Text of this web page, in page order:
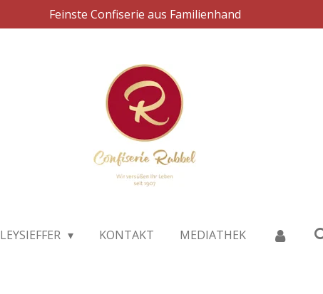
Feinste Confiserie aus Familienhand
LEYSIEFFER KONTAKT MEDIATHEK